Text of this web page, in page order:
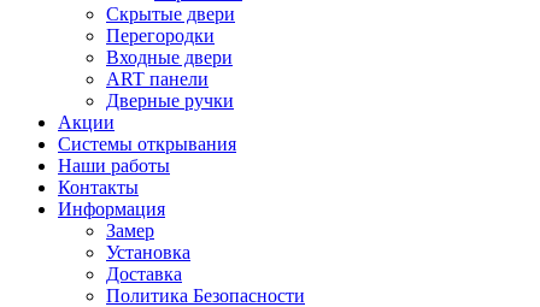
Скрытые двери
Перегородки
Входные двери
ART панели
Дверные ручки
Акции
Системы открывания
Наши работы
Контакты
Информация
Замер
Установка
Доставка
Политика Безопасности